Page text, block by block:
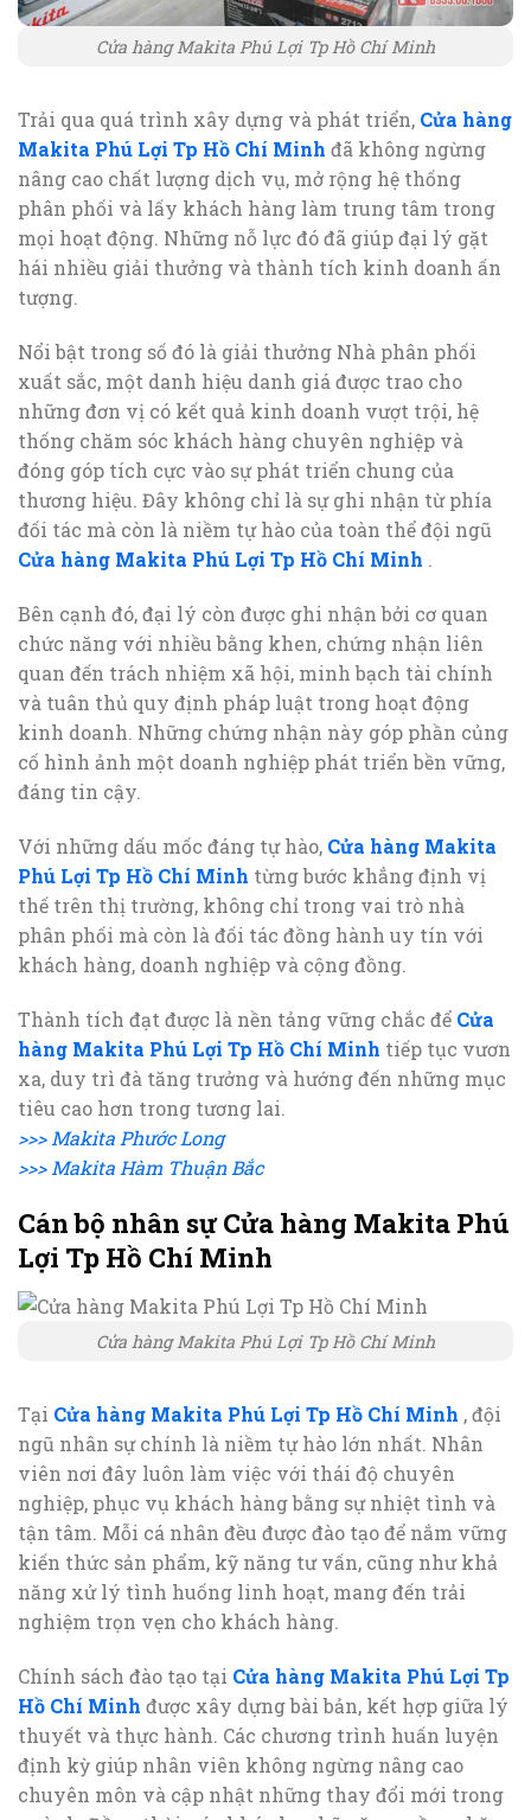
Cửa hàng Makita Phú Lợi Tp Hồ Chí Minh
Trải qua quá trình xây dựng và phát triển, Cửa hàng
Makita Phú Lợi Tp Hồ Chí Minh đã không ngừng
nâng cao chất lượng dịch vụ, mở rộng hệ thống
phân phối và lấy khách hàng làm trung tâm trong
mọi hoạt động. Những nỗ lực đó đã giúp đại lý gặt
hái nhiều giải thưởng và thành tích kinh doanh ấn
tượng.
Nổi bật trong số đó là giải thưởng Nhà phân phối
xuất sắc, một danh hiệu danh giá được trao cho
những đơn vị có kết quả kinh doanh vượt trội, hệ
thống chăm sóc khách hàng chuyên nghiệp và
đóng góp tích cực vào sự phát triển chung của
thương hiệu. Đây không chỉ là sự ghi nhận từ phía
đối tác mà còn là niềm tự hào của toàn thể đội ngũ
Cửa hàng Makita Phú Lợi Tp Hồ Chí Minh .
Bên cạnh đó, đại lý còn được ghi nhận bởi cơ quan
chức năng với nhiều bằng khen, chứng nhận liên
quan đến trách nhiệm xã hội, minh bạch tài chính
và tuân thủ quy định pháp luật trong hoạt động
kinh doanh. Những chứng nhận này góp phần củng
cố hình ảnh một doanh nghiệp phát triển bền vững,
đáng tin cậy.
Với những dấu mốc đáng tự hào, Cửa hàng Makita
Phú Lợi Tp Hồ Chí Minh từng bước khẳng định vị
thế trên thị trường, không chỉ trong vai trò nhà
phân phối mà còn là đối tác đồng hành uy tín với
khách hàng, doanh nghiệp và cộng đồng.
Thành tích đạt được là nền tảng vững chắc để Cửa
hàng Makita Phú Lợi Tp Hồ Chí Minh tiếp tục vươn
xa, duy trì đà tăng trưởng và hướng đến những mục
tiêu cao hơn trong tương lai.
>>> Makita Phước Long
>>> Makita Hàm Thuận Bắc
Cán bộ nhân sự Cửa hàng Makita Phú
Lợi Tp Hồ Chí Minh
Cửa hàng Makita Phú Lợi Tp Hồ Chí Minh
Tại Cửa hàng Makita Phú Lợi Tp Hồ Chí Minh , đội
ngũ nhân sự chính là niềm tự hào lớn nhất. Nhân
viên nơi đây luôn làm việc với thái độ chuyên
nghiệp, phục vụ khách hàng bằng sự nhiệt tình và
tận tâm. Mỗi cá nhân đều được đào tạo để nắm vững
kiến thức sản phẩm, kỹ năng tư vấn, cũng như khả
năng xử lý tình huống linh hoạt, mang đến trải
nghiệm trọn vẹn cho khách hàng.
Chính sách đào tạo tại Cửa hàng Makita Phú Lợi Tp
Hồ Chí Minh được xây dựng bài bản, kết hợp giữa lý
thuyết và thực hành. Các chương trình huấn luyện
định kỳ giúp nhân viên không ngừng nâng cao
chuyên môn và cập nhật những thay đổi mới trong